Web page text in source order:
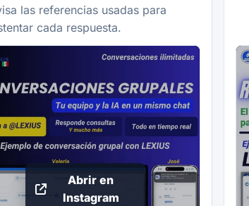
las referencias usadas para
cada respuesta.
Abrir en
Instagram